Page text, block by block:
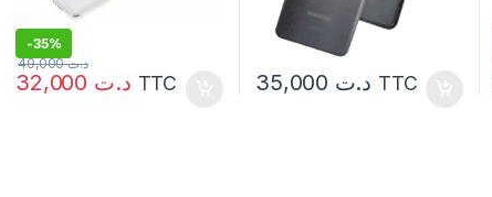
-35%
د.ت
د.ت49,000
TTC د.ت TTC